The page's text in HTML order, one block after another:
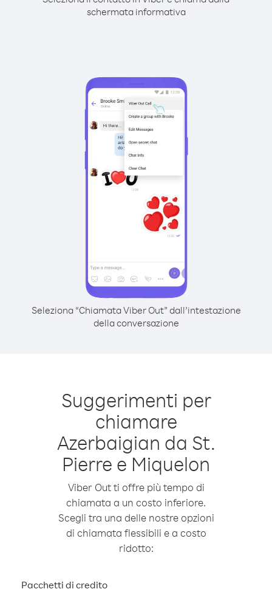
schermata informativa
Seleziona “Chiamata Viber Out” dall’intestazione
della conversazione
Suggerimenti per
chiamare
Azerbaigian da St.
Pierre e Miquelon
Viber Out ti offre più tempo di
chiamata a un costo inferiore.
Scegli tra una delle nostre opzioni
di chiamata flessibili e a costo
ridotto:
Pacchetti di credito